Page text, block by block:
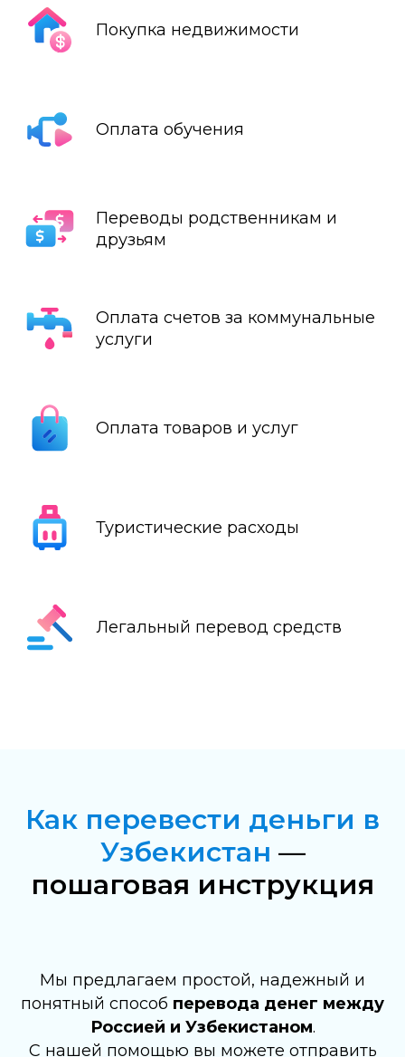
Покупка недвижимости
Оплата обучения
Переводы родственникам и
друзьям
Оплата счетов за коммунальные
услуги
Оплата товаров и услуг
Туристические расходы
Легальный перевод средств
Как перевести деньги в
Узбекистан —
пошаговая инструкция
Мы предлагаем простой, надежный и
понятный способ перевода денег между
Россией и Узбекистаном.
С нашей помощью вы можете отправить